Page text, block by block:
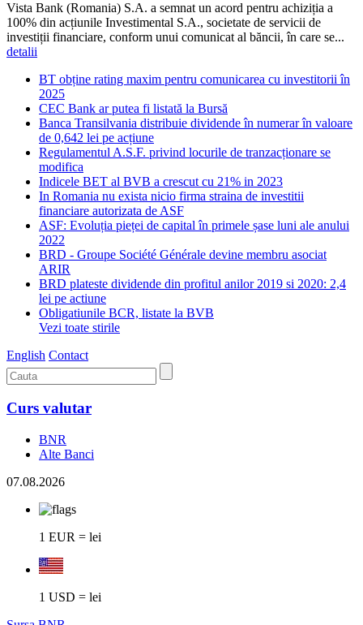
Vista Bank (Romania) S.A. a semnat un acord pentru achiziția a
100% din acțiunile Investimental S.A., societate de servicii de
investiții financiare, conform unui comunicat al băncii, în care se...
detalii
BT obține rating maxim pentru comunicarea cu investitorii în
2025
CEC Bank ar putea fi listată la Bursă
Banca Transilvania distribuie dividende în numerar în valoare
de 0,642 lei pe acțiune
Regulamentul A.S.F. privind locurile de tranzacționare se
modifica
Indicele BET al BVB a crescut cu 21% in 2023
In Romania nu exista nicio firma straina de investitii
financiare autorizata de ASF
ASF: Evoluția pieței de capital în primele șase luni ale anului
2022
BRD - Groupe Société Générale devine membru asociat
ARIR
BRD plateste dividende din profitul anilor 2019 si 2020: 2,4
lei pe actiune
Obligatiunile BCR, listate la BVB
Vezi toate stirile
English Contact
Curs valutar
BNR
Alte Banci
07.08.2026
1 EUR = lei
1 USD = lei